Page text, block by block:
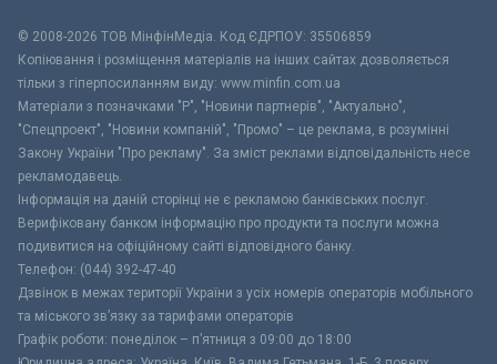
© 2008-2026 ТОВ МiнфiнМедiа. Код ЄДРПОУ: 35506859
Копіювання і розміщення матеріалів на інших сайтах дозволяється
тільки з гіперпосиланням виду: www.minfin.com.ua
Матеріали з позначками "Р", "Новини партнерів", "Актуально",
"Спецпроект", "Новини компаній", "Промо" – це реклама, в розумінні
Закону України "Про рекламу". За зміст реклами відповідальність несе
рекламодавець.
Інформація на даній сторінці не є рекламою банківських послуг.
Верифіковану банком інформацію про продукти та послуги можна
подивитися на офіційному сайті відповідного банку.
Телефон: (044) 392-47-40
Дзвінок в межах території України з усіх номерів операторів мобільного
та міського зв’язку за тарифами операторів
Графік роботи: понеділок – п’ятниця з 09:00 до 18:00